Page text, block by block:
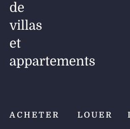
de
villas
et
appartements
ACHETER LOUER